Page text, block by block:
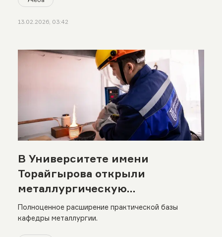
13.02.2026, 03:42
В Университете имени
Торайгырова открыли
металлургическую
лабораторию
Полноценное расширение практической базы
кафедры металлургии.